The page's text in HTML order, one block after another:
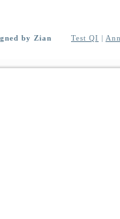
by Zian Test QI